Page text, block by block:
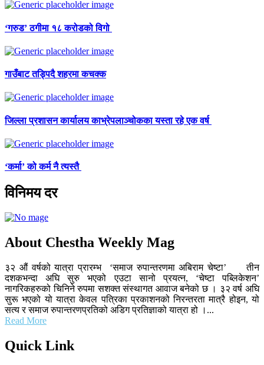
‘गरुड’ ठगीमा १८ करोडको विगो
गाउँबाट तड्पिदै शहरमा कचक्क
जिल्ला प्रशासन कार्यालय काभ्रेपलाञ्चोकका यस्ता रहे एक वर्ष
‘कर्मा’ को कर्म नै त्यस्तै
विनिमय दर
About Chestha Weekly Mag
३२ औं वर्षको यात्रा प्रारम्भ ‘समाज रुपान्तरणमा अबिराम चेष्टा’ तीन
दशकभन्दा अघि सुरु भएको एउटा सानो प्रयत्न, ‘चेष्टा पब्लिकेशन’
नागरिकहरुको चिनिने रुपमा सशक्त संस्थागत आवाज बनेको छ । ३२ वर्ष अघि
सुरू भएको यो यात्रा केवल पत्रिका प्रकाशनको निरन्तरता मात्रै होइन, यो
सत्य र समाज रुपान्तरणप्रतिको अडिग प्रतिज्ञाको यात्रा हो ।...
Read More
Quick Link